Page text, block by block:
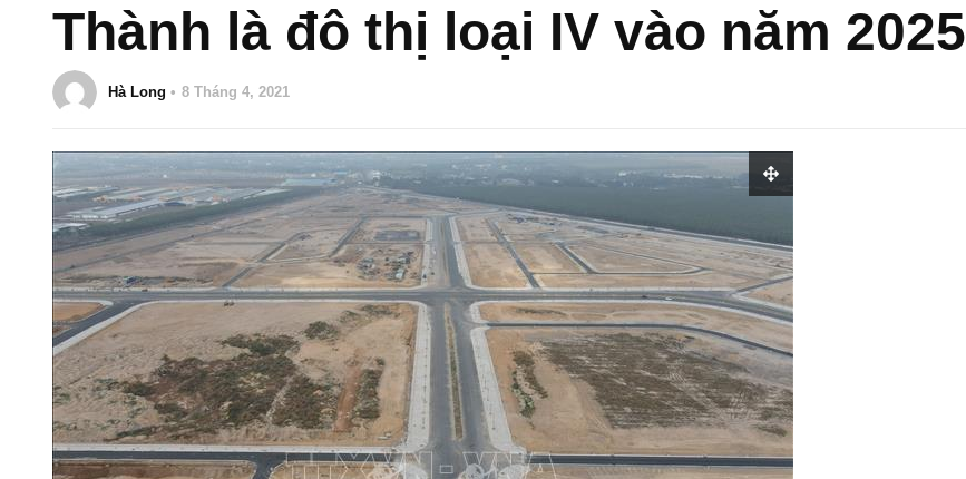
Thành là đô thị loại IV vào năm 2025
Hà Long 8 Tháng 4, 2021